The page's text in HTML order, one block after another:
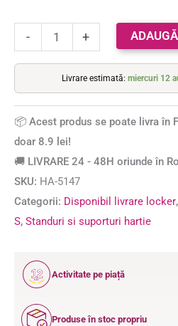
- +
Livrare estimată: miercuri 12
📦 Acest produs se poate livra în
doar 8.9 lei!
🚚 LIVRARE 24 - 48H oriunde în
SKU: HA-5147
Categorii: Disponibil livrare locker,
S, Standuri si suporturi hartie
12
ANI
Activitate pe piață
Produse în stoc propriu